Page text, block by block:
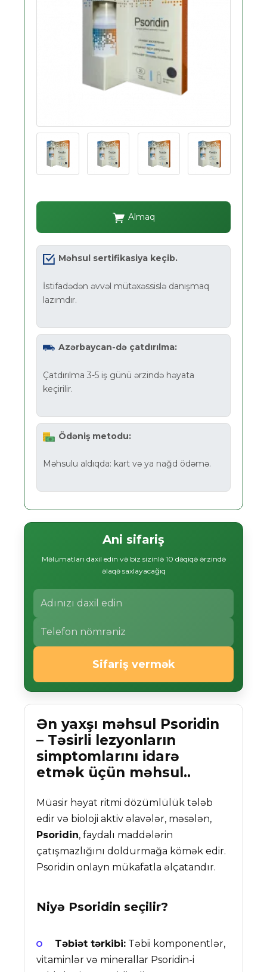
Almaq
Məhsul sertifikasiya keçib.
İstifadədən əvvəl mütəxəssislə danışmaq
lazımdır.
Azərbaycan-də çatdırılma:
Çatdırılma 3-5 iş günü ərzində həyata
keçirilir.
Ödəniş metodu:
Məhsulu aldıqda: kart və ya nağd ödəmə.
Ani sifariş
Məlumatları daxil edin və biz sizinlə 10 dəqiqə ərzində
əlaqə saxlayacağıq
Sifariş vermək
Ən yaxşı məhsul Psoridin
– Təsirli lezyonların
simptomlarını idarə
etmək üçün məhsul..
Müasir həyat ritmi dözümlülük tələb
edir və bioloji aktiv əlavələr, məsələn,
Psoridin, faydalı maddələrin
çatışmazlığını doldurmağa kömək edir.
Psoridin onlayn mükafatla əlçatandır.
Niyə Psoridin seçilir?
Təbiət tərkibi: Təbii komponentlər,
vitaminlər və minerallar Psoridin-i